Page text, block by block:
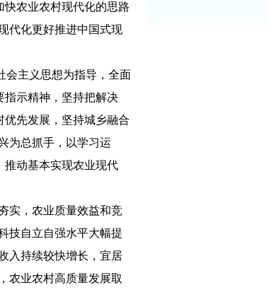
快农业农村现代化的思路
代化更好推进中国式现
会主义思想为指导，全面
指示精神，坚持把解决
优先发展，坚持城乡融合
为总抓手，以学习运
推动基本实现农业现代
实，农业质量效益和竞
技自立自强水平大幅提
入持续较快增长，宜居
农业农村高质量发展取